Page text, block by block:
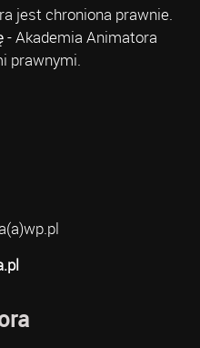
jest chroniona prawnie.
- Akademia Animatora
prawnymi.